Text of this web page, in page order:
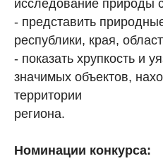
исследование природы
- представить
республики, края,
- показать хрупкость и
значимых объектов,
территории
региона.
Номинации конкурса: